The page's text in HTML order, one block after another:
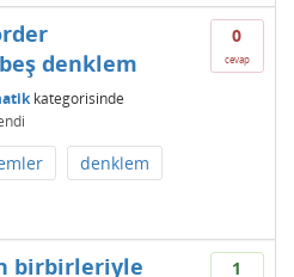
0
cevap
denklem
kategorisinde
denklem
1
birbirleriyle